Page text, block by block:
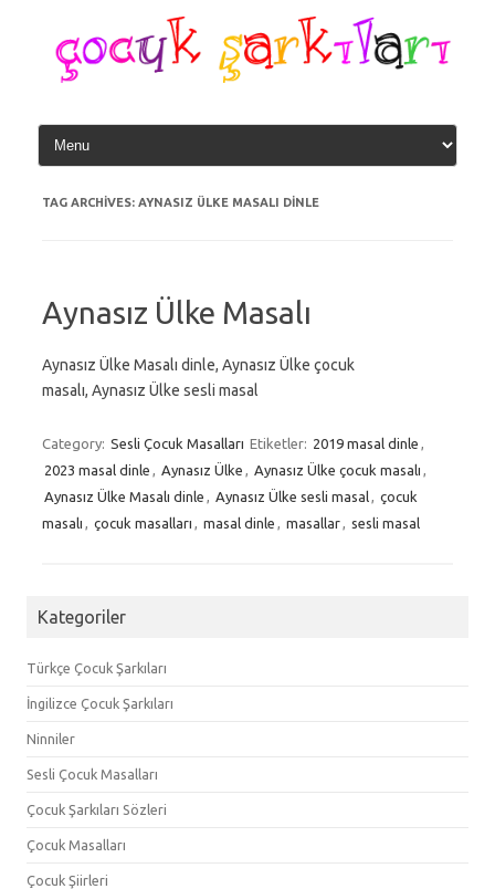
content
TAG ARCHIVES: AYNASIZ ÜLKE MASALI DINLE
Aynasız Ülke Masalı
Aynasız Ülke Masalı dinle, Aynasız Ülke çocuk
masalı, Aynasız Ülke sesli masal
Category: Sesli Çocuk Masalları Etiketler: 2019 masal dinle
2023 masal dinle
Aynasız Ülke Aynasız Ülke çocuk masalı
Aynasız Ülke Masalı dinle
Aynasız Ülke sesli masal
çocuk
masalı
çocuk masalları masal dinle masallar sesli masal
Kategoriler
Türkçe Çocuk Şarkıları
İngilizce Çocuk Şarkıları
Ninniler
Sesli Çocuk Masalları
Çocuk Şarkıları Sözleri
Çocuk Masalları
Çocuk Şiirleri